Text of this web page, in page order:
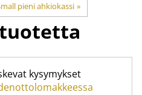
pieni ahkiokassi ‪»
kysymykset